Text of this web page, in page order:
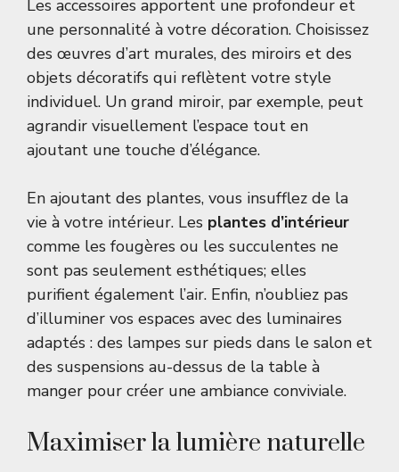
Les accessoires apportent une profondeur et
une personnalité à votre décoration. Choisissez
des œuvres d’art murales, des miroirs et des
objets décoratifs qui reflètent votre style
individuel. Un grand miroir, par exemple, peut
agrandir visuellement l’espace tout en
ajoutant une touche d’élégance.
En ajoutant des plantes, vous insufflez de la
vie à votre intérieur. Les plantes d’intérieur
comme les fougères ou les succulentes ne
sont pas seulement esthétiques; elles
purifient également l’air. Enfin, n’oubliez pas
d’illuminer vos espaces avec des luminaires
adaptés : des lampes sur pieds dans le salon et
des suspensions au-dessus de la table à
manger pour créer une ambiance conviviale.
Maximiser la lumière naturelle